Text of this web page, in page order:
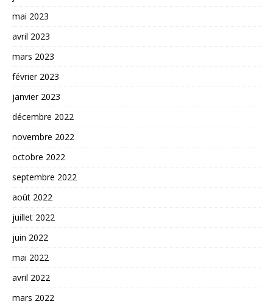
mai 2023
avril 2023
mars 2023
février 2023
janvier 2023
décembre 2022
novembre 2022
octobre 2022
septembre 2022
août 2022
juillet 2022
juin 2022
mai 2022
avril 2022
mars 2022